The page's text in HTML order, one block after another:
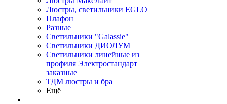
Люстры, светильники EGLO
Плафон
Разные
Светильники "Galassie"
Светильники ДИОЛУМ
Светильники линейные из
профиля Электростандарт
заказные
ТДМ люстры и бра
Ещё